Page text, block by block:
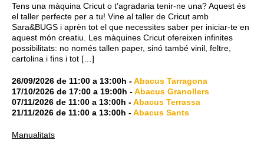
Tens una màquina Cricut o t’agradaria tenir-ne una? Aquest és
el taller perfecte per a tu! Vine al taller de Cricut amb
Sara&BUGS i aprèn tot el que necessites saber per iniciar-te en
aquest món creatiu. Les màquines Cricut ofereixen infinites
possibilitats: no només tallen paper, sinó també vinil, feltre,
cartolina i fins i tot […]
26/09/2026 de 11:00 a 13:00h -Abacus Tarragona
17/10/2026 de 17:00 a 19:00h -Abacus Granollers
07/11/2026 de 11:00 a 13:00h -Abacus Terrassa
21/11/2026 de 11:00 a 13:00h -Abacus Sants
Manualitats